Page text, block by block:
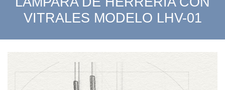
VITRALES MODELO LHV-01